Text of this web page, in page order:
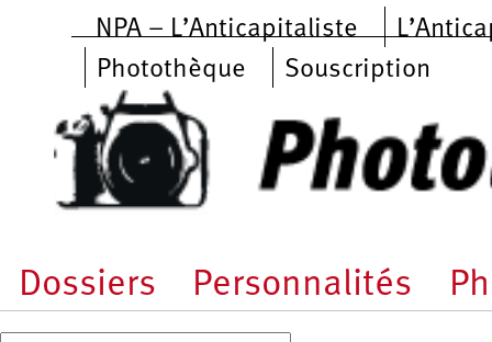
Aller au contenu principal
NPA – L’Anticapitaliste
Photothèque
Souscription
Dossiers Personnalités